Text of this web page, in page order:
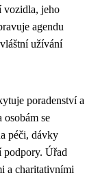
vozidla, jeho
agendu
užívání
poradenství a
osobám se
péči, dávky
podpory. Úřad
a charitativními